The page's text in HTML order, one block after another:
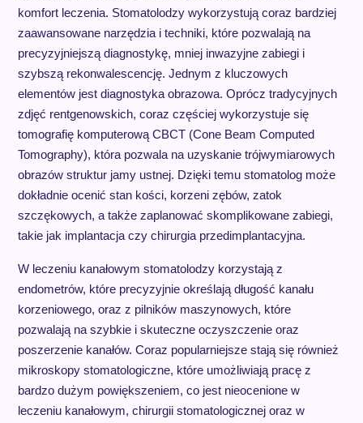
komfort leczenia. Stomatolodzy wykorzystują coraz bardziej
zaawansowane narzędzia i techniki, które pozwalają na
precyzyjniejszą diagnostykę, mniej inwazyjne zabiegi i
szybszą rekonwalescencję. Jednym z kluczowych
elementów jest diagnostyka obrazowa. Oprócz tradycyjnych
zdjęć rentgenowskich, coraz częściej wykorzystuje się
tomografię komputerową CBCT (Cone Beam Computed
Tomography), która pozwala na uzyskanie trójwymiarowych
obrazów struktur jamy ustnej. Dzięki temu stomatolog może
dokładnie ocenić stan kości, korzeni zębów, zatok
szczękowych, a także zaplanować skomplikowane zabiegi,
takie jak implantacja czy chirurgia przedimplantacyjna.
W leczeniu kanałowym stomatolodzy korzystają z
endometrów, które precyzyjnie określają długość kanału
korzeniowego, oraz z pilników maszynowych, które
pozwalają na szybkie i skuteczne oczyszczenie oraz
poszerzenie kanałów. Coraz popularniejsze stają się również
mikroskopy stomatologiczne, które umożliwiają pracę z
bardzo dużym powiększeniem, co jest nieocenione w
leczeniu kanałowym, chirurgii stomatologicznej oraz w